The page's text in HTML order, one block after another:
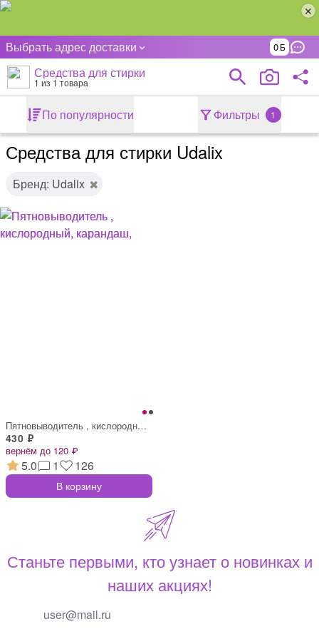
Выбрать адрес доставки 0
Средства для стирки
1 из 1 товара
По популярности Фильтры 1
Средства для стирки Udalix
Бренд: Udalix
Пятновыводитель , кислородный, карандаш,
430 ₽
вернём до 120 ₽
5.0 1 126
В корзину
Станьте первыми, кто узнает о новинках и
наших акциях!